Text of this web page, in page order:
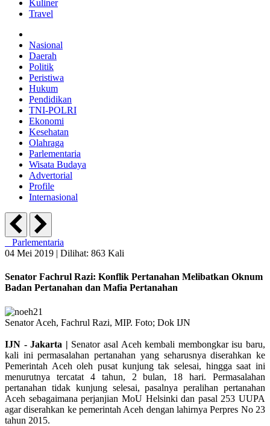
Kuliner
Travel
Nasional
Daerah
Politik
Peristiwa
Hukum
Pendidikan
TNI-POLRI
Ekonomi
Kesehatan
Olahraga
Parlementaria
Wisata Budaya
Advertorial
Profile
Internasional
Parlementaria
04 Mei 2019 | Dilihat: 863 Kali
Senator Fachrul Razi: Konflik Pertanahan Melibatkan Oknum
Badan Pertanahan dan Mafia Pertanahan
Senator Aceh, Fachrul Razi, MIP. Foto; Dok IJN
IJN - Jakarta | Senator asal Aceh kembali membongkar isu baru,
kali ini permasalahan pertanahan yang seharusnya diserahkan ke
Pemerintah Aceh oleh pusat kunjung tak selesai, hingga saat ini
menurutnya tercatat 4 tahun, 2 bulan, 18 hari. Permasalahan
pertanahan tidak kunjung selesai, pasalnya peralihan pertanahan
Aceh sebagaimana perjanjian MoU Helsinki dan pasal 253 UUPA
agar diserahkan ke pemerintah Aceh dengan lahirnya Perpres No 23
tahun 2015.